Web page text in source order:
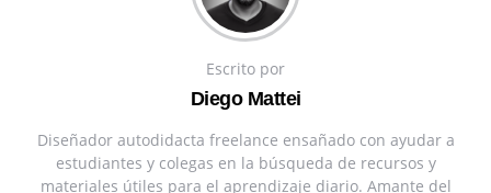
Escrito por
Diego Mattei
Diseñador autodidacta freelance ensañado con ayudar a
estudiantes y colegas en la búsqueda de recursos y
materiales útiles para el aprendizaje diario. Amante del